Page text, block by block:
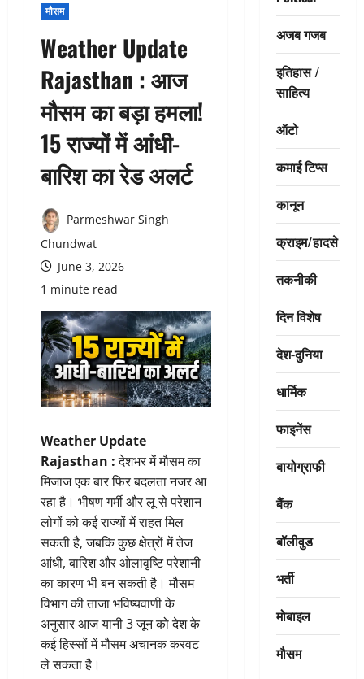
मौसम
Weather Update
Rajasthan : आज
मौसम का बड़ा हमला!
15 राज्यों में आंधी-
बारिश का रेड अलर्ट
Parmeshwar Singh
Chundwat
June 3, 2026
1 minute read
Weather Update
Rajasthan :देशभर में मौसम का
मिजाज एक बार फिर बदलता नजर आ
रहा है। भीषण गर्मी और लू से परेशान
लोगों को कई राज्यों में राहत मिल
सकती है, जबकि कुछ क्षेत्रों में तेज
आंधी, बारिश और ओलावृष्टि परेशानी
का कारण भी बन सकती है। मौसम
विभाग की ताजा भविष्यवाणी के
अनुसार आज यानी 3 जून को देश के
कई हिस्सों में मौसम अचानक करवट
ले सकता है।
अजब गजब
इतिहास /
साहित्य
ऑटो
कमाई टिप्स
कानून
क्राइम/हादसे
तकनीकी
दिन विशेष
देश-दुनिया
धार्मिक
फाइनेंस
बायोग्राफी
बैंक
बॉलीवुड
भर्ती
मोबाइल
मौसम